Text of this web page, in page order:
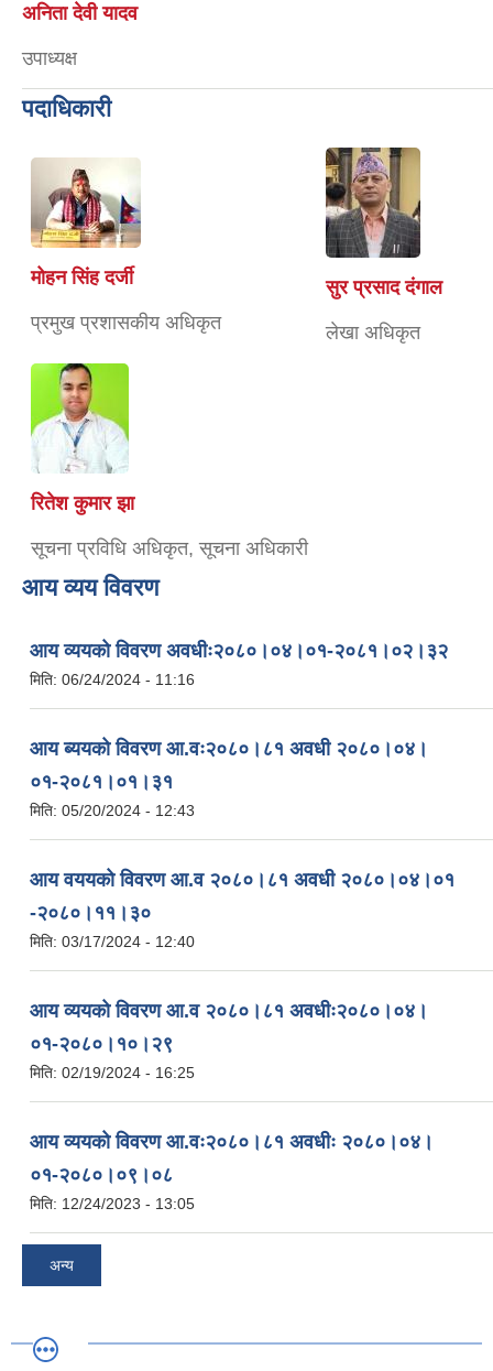
अनिता देवी यादव
उपाध्यक्ष
पदाधिकारी
मोहन सिंह दर्जी
प्रमुख प्रशासकीय अधिकृत
सुर प्रसाद दंगाल
लेखा अधिकृत
रितेश कुमार झा
सूचना प्रविधि अधिकृत, सूचना अधिकारी
आय व्यय विवरण
आय व्ययको विवरण अवधीः२०८०।०४।०१-२०८१।०२।३२
मिति: 06/24/2024 - 11:16
आय ब्ययको विवरण आ.वः२०८०।८१ अवधी २०८०।०४।
०१-२०८१।०१।३१
मिति: 05/20/2024 - 12:43
आय वययको विवरण आ.व २०८०।८१ अवधी २०८०।०४।०१
-२०८०।११।३०
मिति: 03/17/2024 - 12:40
आय व्ययको विवरण आ.व २०८०।८१ अवधीः२०८०।०४।
०१-२०८०।१०।२९
मिति: 02/19/2024 - 16:25
आय व्ययको विवरण आ.वः२०८०।८१ अवधीः २०८०।०४।
०१-२०८०।०९।०८
मिति: 12/24/2023 - 13:05
अन्य